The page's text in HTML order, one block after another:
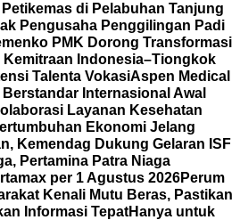
di Pelabuhan Tanjung
Pengusaha Penggilingan Padi
PMK Dorong Transformasi
Indonesia–Tiongkok
Talenta VokasiAspen Medical
Internasional Awal
Layanan Kesehatan
Ekonomi Jelang
Kemendag Dukung Gelaran ISF
Pertamina Patra Niaga
per 1 Agustus 2026Perum
Kenali Mutu Beras, Pastikan
Informasi TepatHanya untuk